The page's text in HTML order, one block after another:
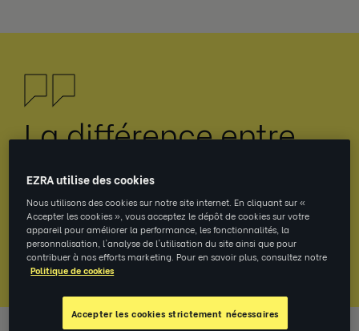
La différence entre
égalité et équité
n'est pas seulement
de quelques lettres.
EZRA utilise des cookies
Nous utilisons des cookies sur notre site internet. En cliquant sur «
Accepter les cookies », vous acceptez le dépôt de cookies sur votre
appareil pour améliorer la performance, les fonctionnalités, la
personnalisation, l'analyse de l'utilisation du site ainsi que pour
contribuer à nos efforts marketing. Pour en savoir plus, consultez notre
Politique de cookies
Accepter les cookies strictement nécessaires